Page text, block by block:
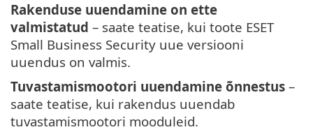
Rakenduse uuendamine on ette
valmistatud – saate teatise, kui toote ESET
Small Business Security uue versiooni
uuendus on valmis.
Tuvastamismootori uuendamine õnnestus –
saate teatise, kui rakendus uuendab
tuvastamismootori mooduleid.